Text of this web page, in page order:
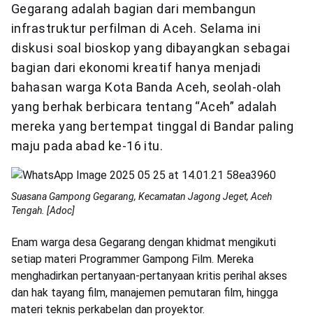
Gegarang adalah bagian dari membangun
infrastruktur perfilman di Aceh. Selama ini
diskusi soal bioskop yang dibayangkan sebagai
bagian dari ekonomi kreatif hanya menjadi
bahasan warga Kota Banda Aceh, seolah-olah
yang berhak berbicara tentang “Aceh” adalah
mereka yang bertempat tinggal di Bandar paling
maju pada abad ke-16 itu.
Suasana Gampong Gegarang, Kecamatan Jagong Jeget, Aceh
Tengah. [Adoc]
Enam warga desa Gegarang dengan khidmat mengikuti
setiap materi Programmer Gampong Film. Mereka
menghadirkan pertanyaan-pertanyaan kritis perihal akses
dan hak tayang film, manajemen pemutaran film, hingga
materi teknis perkabelan dan proyektor.